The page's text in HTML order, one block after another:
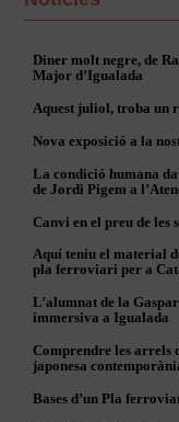
Diner molt negre, de
Major d’Igualada
Aquest juliol, troba un
Nova exposició a la
La condició humana
de Jordi Pigem a
Canvi en el preu de les
Aquí teniu el material
pla ferroviari per a
L’alumnat de la
immersiva a Igualada
Comprendre les arrels
japonesa
Bases d’un Pla